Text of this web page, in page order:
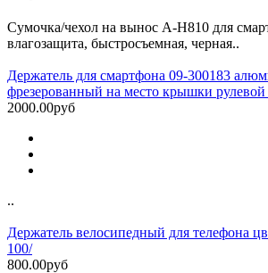
Сумочка/чехол на вынос A-H810 для
влагозащита, быстросъемная, черная..
Держатель для смартфона 09-300183
фрезерованный на место крышки рулевой
2000.00руб
..
Держатель велосипедный для телефона
100/
800.00руб